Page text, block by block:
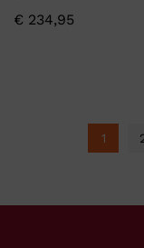
€ 234,95
1